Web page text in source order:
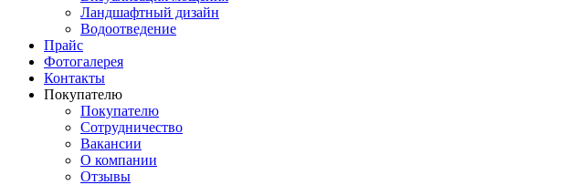
Ландшафтный дизайн
Водоотведение
Прайс
Фотогалерея
Контакты
Покупателю
Покупателю
Сотрудничество
Вакансии
О компании
Отзывы